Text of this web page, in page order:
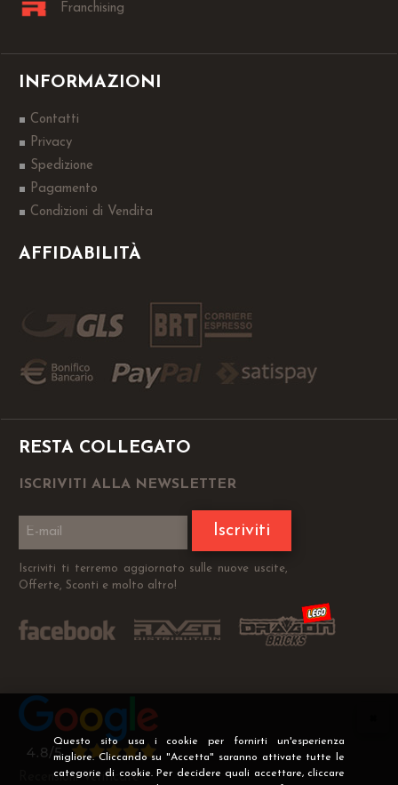
Questo sito usa i cookie per fornirti un'esperienza
migliore. Cliccando su "Accetta" saranno attivate tutte le
categorie di cookie. Per decidere quali accettare, cliccare
Franchising
INFORMAZIONI
Contatti
Privacy
Spedizione
Pagamento
Condizioni di Vendita
AFFIDABILITÀ
RESTA COLLEGATO
ISCRIVITI ALLA NEWSLETTER
Iscriviti
Iscriviti ti terremo aggiornato sulle nuove uscite,
Offerte, Sconti e molto altro!
Recensioni Verificate